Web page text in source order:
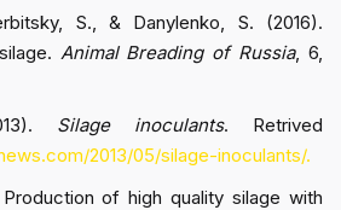
S., & Danylenko, S. (2016).
Animal Breading of Russia, 6,
Silage inoculants. Retrived
2013/05/silage-inoculants/.
of high quality silage with